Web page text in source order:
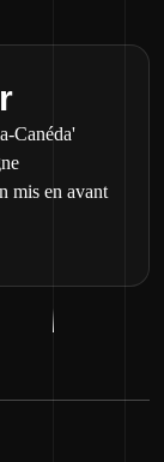
Canéda'
mis en avant